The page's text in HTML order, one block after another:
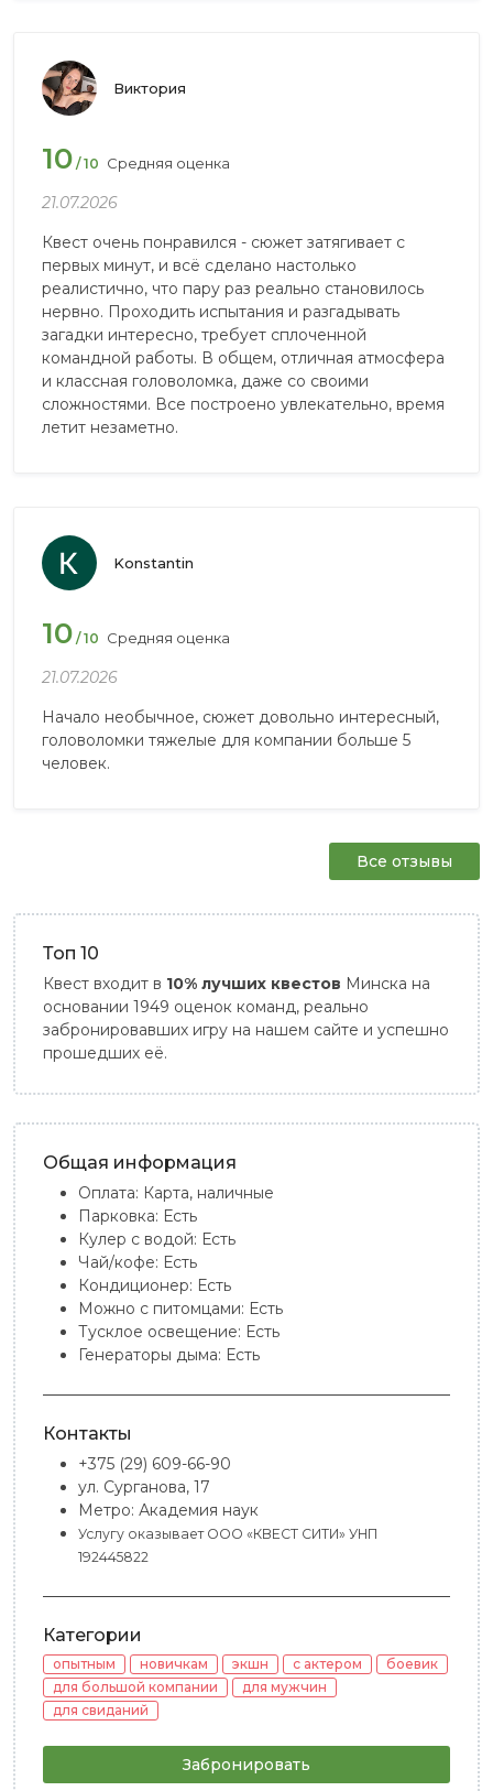
Виктория
10 / 10 Средняя оценка
21.07.2026
Квест очень понравился - сюжет затягивает с
первых минут, и всё сделано настолько
реалистично, что пару раз реально становилось
нервно. Проходить испытания и разгадывать
загадки интересно, требует сплоченной
командной работы. В общем, отличная атмосфера
и классная головоломка, даже со своими
сложностями. Все построено увлекательно, время
летит незаметно.
Konstantin
10 / 10 Средняя оценка
21.07.2026
Начало необычное, сюжет довольно интересный,
головоломки тяжелые для компании больше 5
человек.
Все отзывы
Топ 10
Квест входит в 10% лучших квестов Минска на
основании 1949 оценок команд, реально
забронировавших игру на нашем сайте и успешно
прошедших её.
Общая информация
Оплата: Карта, наличные
Парковка: Есть
Кулер с водой: Есть
Чай/кофе: Есть
Кондиционер: Есть
Можно с питомцами: Есть
Тусклое освещение: Есть
Генераторы дыма: Есть
Контакты
+375 (29) 609-66-90
ул. Сурганова, 17
Метро: Академия наук
Услугу оказывает ООО «КВЕСТ СИТИ» УНП
192445822
Категории
опытным новичкам экшн с актером
боевик
для большой компании
для мужчин
для свиданий
Забронировать